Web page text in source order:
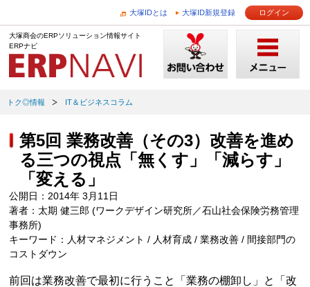
大塚IDとは 大塚ID新規登録 ログイン
大塚商会のERPソリューション情報サイト
ERPナビ
トク◎情報 IT＆ビジネスコラム
第5回 業務改善（その3）改善を進め
る三つの視点「無くす」「減らす」
「変える」
公開日：2014年 3月11日
著者：太期 健三郎 (ワークデザイン研究所／石山社会保険労務管理
事務所)
キーワード：人材マネジメント / 人材育成 / 業務改善 / 間接部門の
コストダウン
前回は業務改善で最初に行うこと「業務の棚卸し」と「改